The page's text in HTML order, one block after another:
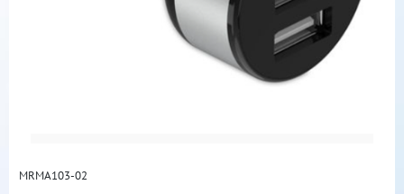
MRMA103-02